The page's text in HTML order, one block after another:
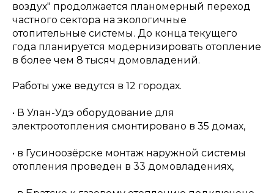
воздух" продолжается планомерный переход
частного сектора на экологичные
отопительные системы. До конца текущего
года планируется модернизировать отопление
в более чем 8 тысяч домовладений.
Работы уже ведутся в 12 городах.
• В Улан-Удэ оборудование для
электроотопления смонтировано в 35 домах,
• в Гусиноозёрске монтаж наружной системы
отопления проведен в 33 домовладениях,